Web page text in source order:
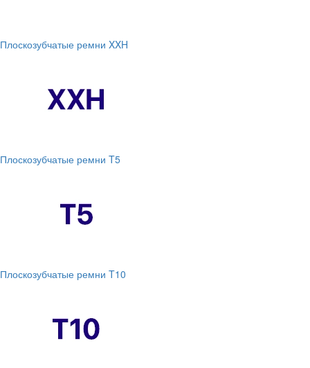
Плоскозубчатые ремни XXH
Плоскозубчатые ремни T5
Плоскозубчатые ремни T10